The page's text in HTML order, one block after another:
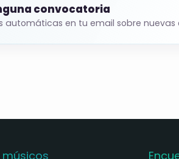
convocatoria
automáticas en tu email sobre nuevas